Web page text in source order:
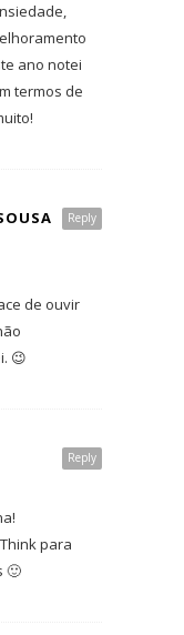
ano notei
termos de
Reply
de ouvir
😉
Reply
para
🙂